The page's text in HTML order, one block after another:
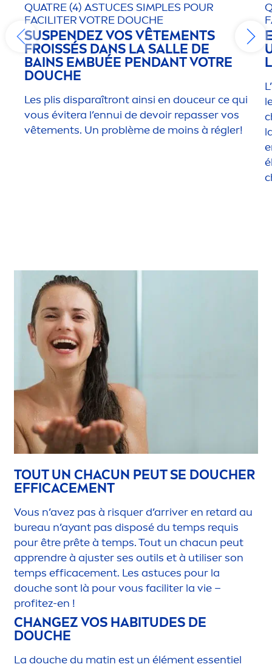
QUATRE (4) ASTUCES SIMPLES POUR
FACILITER VOTRE DOUCHE
SUSPENDEZ VOS VÊTEMENTS
FROISSÉS DANS LA SALLE DE
BAINS EMBUÉE PENDANT VOTRE
DOUCHE
Les plis disparaîtront ainsi en douceur ce qui
vous évitera l’ennui de devoir repasser vos
vêtements. Un problème de moins à régler!
TOUT UN CHACUN PEUT SE DOUCHER
EFFICACEMENT
Vous n’avez pas à risquer d’arriver en retard au
bureau n’ayant pas disposé du temps requis
pour être prête à temps. Tout un chacun peut
apprendre à ajuster ses outils et à utiliser son
temps efficacement. Les astuces pour la
douche sont là pour vous faciliter la vie –
profitez-en !
CHANGEZ VOS HABITUDES DE
DOUCHE
La douche du matin est un élément essentiel